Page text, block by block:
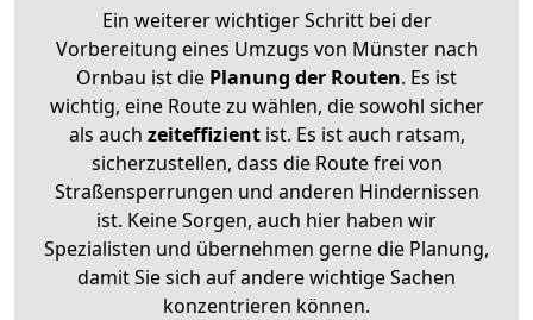
Ein weiterer wichtiger Schritt bei der
Vorbereitung eines Umzugs von Münster nach
Ornbau ist die Planung der Routen. Es ist
wichtig, eine Route zu wählen, die sowohl sicher
als auch zeiteffizientist. Es ist auch ratsam,
sicherzustellen, dass die Route frei von
Straßensperrungen und anderen Hindernissen
ist. Keine Sorgen, auch hier haben wir
Spezialisten und übernehmen gerne die Planung,
damit Sie sich auf andere wichtige Sachen
konzentrieren können.